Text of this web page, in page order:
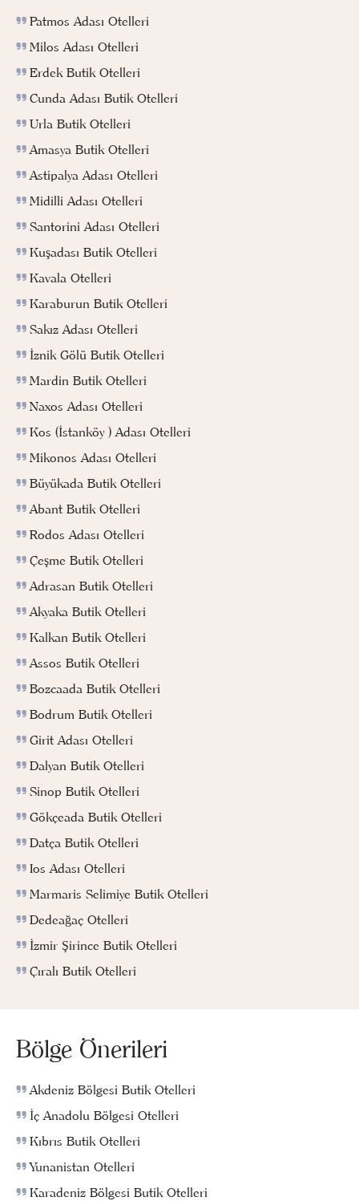
Patmos Adası Otelleri
Milos Adası Otelleri
Erdek Butik Otelleri
Cunda Adası Butik Otelleri
Urla Butik Otelleri
Amasya Butik Otelleri
Astipalya Adası Otelleri
Midilli Adası Otelleri
Santorini Adası Otelleri
Kuşadası Butik Otelleri
Kavala Otelleri
Karaburun Butik Otelleri
Sakız Adası Otelleri
İznik Gölü Butik Otelleri
Mardin Butik Otelleri
Naxos Adası Otelleri
Kos (İstanköy ) Adası Otelleri
Mikonos Adası Otelleri
Büyükada Butik Otelleri
Abant Butik Otelleri
Rodos Adası Otelleri
Çeşme Butik Otelleri
Adrasan Butik Otelleri
Akyaka Butik Otelleri
Kalkan Butik Otelleri
Assos Butik Otelleri
Bozcaada Butik Otelleri
Bodrum Butik Otelleri
Girit Adası Otelleri
Dalyan Butik Otelleri
Sinop Butik Otelleri
Gökçeada Butik Otelleri
Datça Butik Otelleri
Ios Adası Otelleri
Marmaris Selimiye Butik Otelleri
Dedeağaç Otelleri
İzmir Şirince Butik Otelleri
Çıralı Butik Otelleri
Bölge Önerileri
Akdeniz Bölgesi Butik Otelleri
İç Anadolu Bölgesi Otelleri
Kıbrıs Butik Otelleri
Yunanistan Otelleri
Karadeniz Bölgesi Butik Otelleri